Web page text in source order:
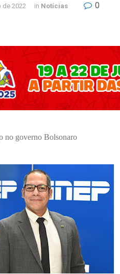
de 2022 in Notícias 0
no governo Bolsonaro